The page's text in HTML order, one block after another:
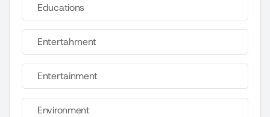
Educations
Entertahrnent
Entertainment
Environment